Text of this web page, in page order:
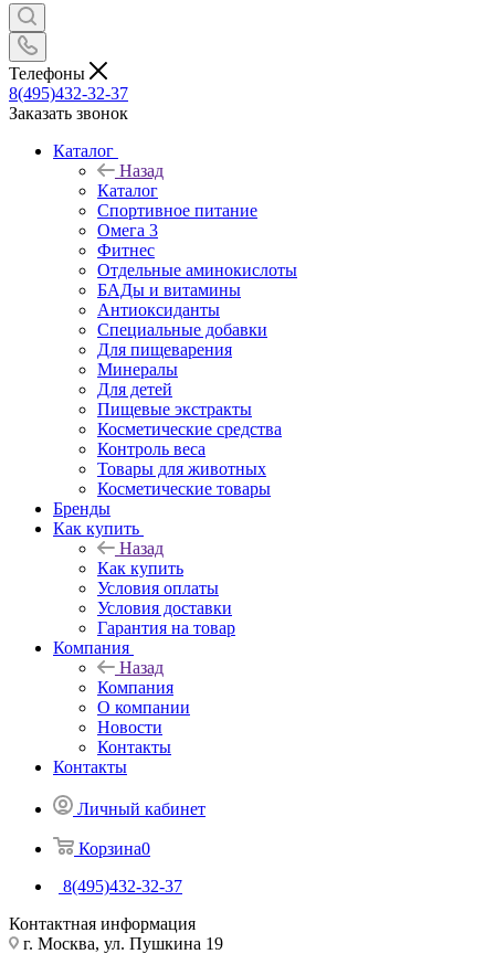
Телефоны
8(495)432-32-37
Заказать звонок
Каталог
Назад
Каталог
Спортивное питание
Омега 3
Фитнес
Отдельные аминокислоты
БАДы и витамины
Антиоксиданты
Специальные добавки
Для пищеварения
Минералы
Для детей
Пищевые экстракты
Косметические средства
Контроль веса
Товары для животных
Косметические товары
Бренды
Как купить
Назад
Как купить
Условия оплаты
Условия доставки
Гарантия на товар
Компания
Назад
Компания
О компании
Новости
Контакты
Контакты
Личный кабинет
Корзина0
8(495)432-32-37
Контактная информация
г. Москва, ул. Пушкина 19